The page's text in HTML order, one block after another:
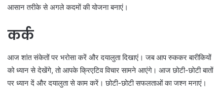
आसान तरीके से अगले कदमों की योजना बनाएं।
कर्क
आज शांत संकेतों पर भरोसा करें और दयालुता दिखाएं। जब आप रुककर बारीकियों
को ध्यान से देखेंगे, तो आपके क्रिएटिव विचार सामने आएंगे। आज छोटी-छोटी बातों
पर ध्यान दें और दयालुता से काम करें। छोटी-छोटी सफलताओं का जश्न मनाएं।